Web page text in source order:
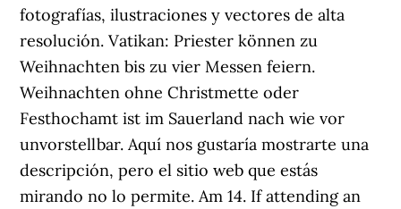
fotografías, ilustraciones y vectores de alta
resolución. Vatikan: Priester können zu
Weihnachten bis zu vier Messen feiern.
Weihnachten ohne Christmette oder
Festhochamt ist im Sauerland nach wie vor
unvorstellbar. Aquí nos gustaría mostrarte una
descripción, pero el sitio web que estás
mirando no lo permite. Am 14. If attending an